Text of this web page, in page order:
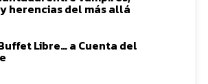
herencias del más allá
Libre… a Cuenta del